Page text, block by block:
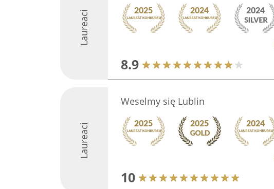
Laureaci
8.9
Laureaci
Weselmy się Lublin
10